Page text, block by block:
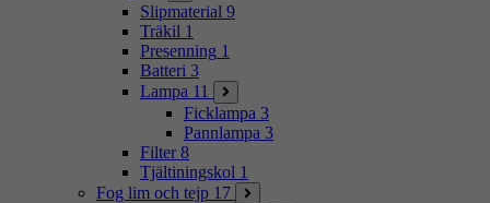
Slipmaterial 9
Träkil 1
Presenning 1
Batteri 3
Lampa 11
Ficklampa 3
Pannlampa 3
Filter 8
Tjältiningskol 1
Fog lim och tejp 17